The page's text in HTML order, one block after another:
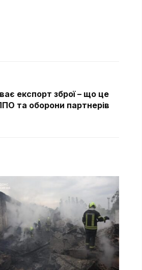
експорт зброї – що це
та оборони партнерів